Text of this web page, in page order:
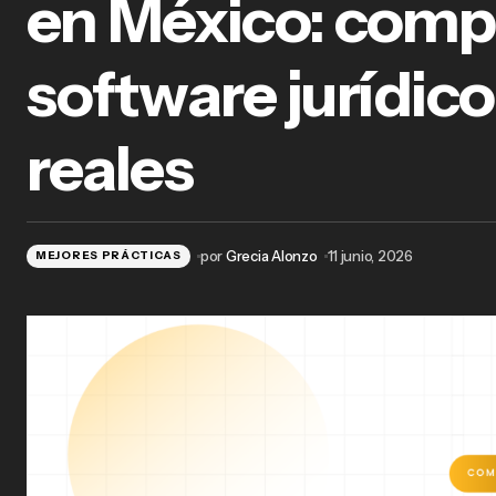
Agenda judicial + control de plazos
audiencias perdidas
en México:
software
reales
MEJORES PRÁCTICAS porGrecia Alonzo 11 junio, 2026